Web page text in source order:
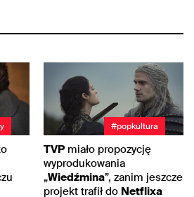
#popkultura
TVP miało propozycję
wyprodukowania
„Wiedźmina”, zanim jeszcze
projekt trafił do Netflixa